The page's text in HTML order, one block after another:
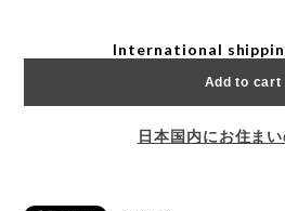
International
Add to cart
日本国内にお住ま